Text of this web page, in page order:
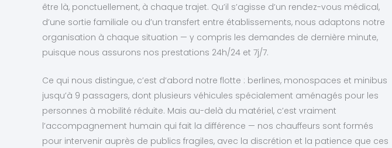
être là, ponctuellement, à chaque trajet. Qu’il s’agisse d’un rendez-vous médical,
d’une sortie familiale ou d’un transfert entre établissements, nous adaptons notre
organisation à chaque situation — y compris les demandes de dernière minute,
puisque nous assurons nos prestations 24h/24 et 7j/7.
Ce qui nous distingue, c’est d’abord notre flotte : berlines, monospaces et minibus
jusqu’à 9 passagers, dont plusieurs véhicules spécialement aménagés pour les
personnes à mobilité réduite. Mais au-delà du matériel, c’est vraiment
l’accompagnement humain qui fait la différence — nos chauffeurs sont formés
pour intervenir auprès de publics fragiles, avec la discrétion et la patience que ces